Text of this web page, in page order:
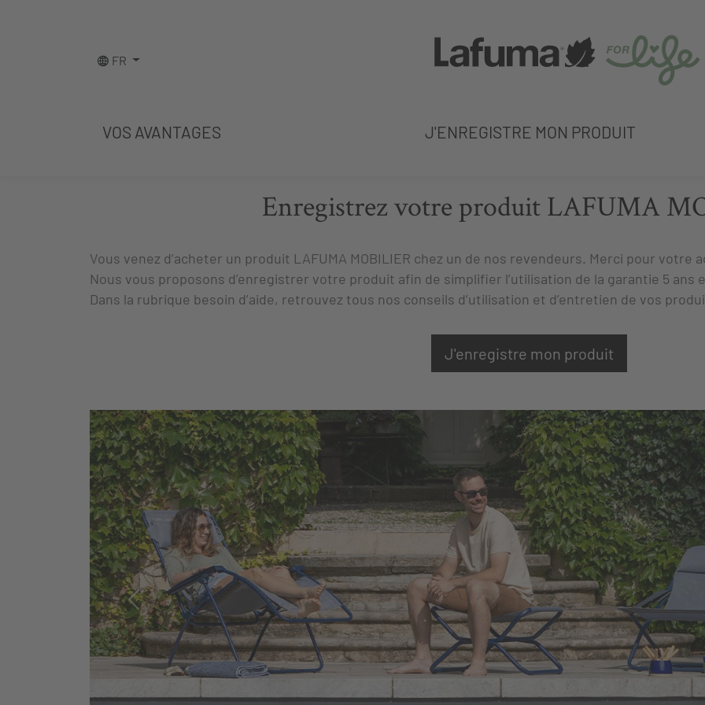
FR
VOS AVANTAGES J'ENREGISTRE MON PRODUIT
Enregistrez votre produitLAFUMA
Vous venez d’acheter un produit LAFUMA MOBILIER chez un de nos revendeurs. Merci pour votre
Nous vous proposons d’enregistrer votre produit afin de simplifier l’utilisation de la garantie 5
Dans la rubrique besoin d’aide, retrouvez tous nos conseils d’utilisation et d’entretien de vos
J'enregistre mon produit
Previous